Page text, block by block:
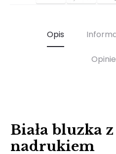
Opis
Opinie
Biała bluzka
nadrukiem